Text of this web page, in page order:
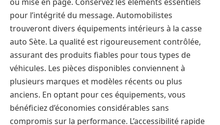
pour l’intégrité du message. Automobilistes
trouveront divers équipements intérieurs à la casse
auto Sète. La qualité est rigoureusement contrôlée,
assurant des produits fiables pour tous types de
véhicules. Les pièces disponibles conviennent à
plusieurs marques et modèles récents ou plus
anciens. En optant pour ces équipements, vous
bénéficiez d’économies considérables sans
compromis sur la performance. L’accessibilité rapide